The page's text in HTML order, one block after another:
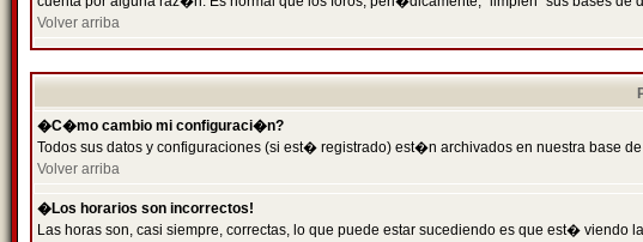
Volver arriba
�C�mo cambio mi configuraci�n?
Todos sus datos y configuraciones (si est� registrado) est�n archivados en nuestra base
Volver arriba
�Los horarios son incorrectos!
Las horas son, casi siempre, correctas, lo que puede estar sucediendo es que est�